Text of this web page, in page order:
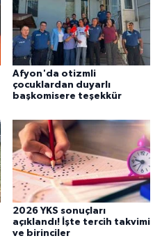
Afyon'da otizmli
çocuklardan duyarlı
başkomisere teşekkür
2026 YKS sonuçları
açıklandı! İşte tercih takvimi
ve birinciler